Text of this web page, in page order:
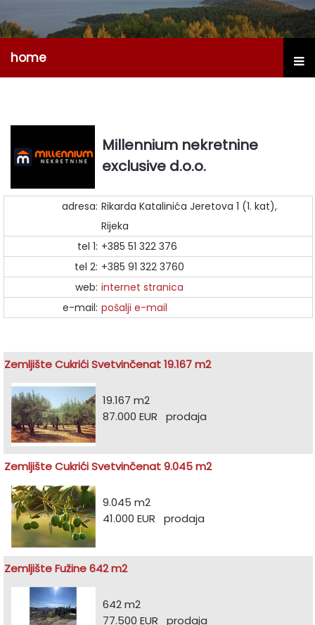
home
Millennium nekretnine
exclusive d.o.o.
adresa: Rikarda Katalinića Jeretova 1 (1. kat),
Rijeka
tel 1: +385 51 322 376
tel 2: +385 91 322 3760
web: internet stranica
e-mail: pošalji e-mail
Zemljište Cukrići Svetvinčenat 19.167 m2
19.167 m2
87.000 EUR prodaja
Zemljište Cukrići Svetvinčenat 9.045 m2
9.045 m2
41.000 EUR prodaja
Zemljište Fužine 642 m2
642 m2
77.500 EUR prodaja